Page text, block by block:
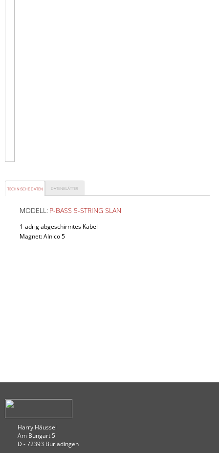
TECHNISCHE DATEN DATENBLÄTTER
MODELL: P-BASS 5-STRING SLAN
1-adrig abgeschirmtes Kabel
Magnet: Alnico 5
Harry Häussel
Am Bungart 5
D - 72393 Burladingen